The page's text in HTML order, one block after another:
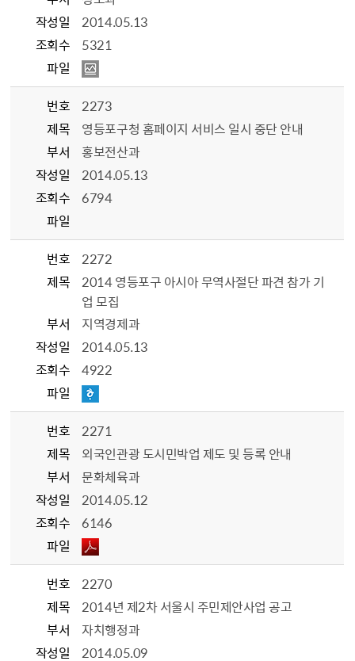
작성일
2014.05.13
조회수
5321
파일
번호
2273
제목
영등포구청 홈페이지 서비스 일시 중단 안내
부서
홍보전산과
작성일
2014.05.13
조회수
6794
파일
번호
2272
제목
2014 영등포구 아시아 무역사절단 파견 참가 기
업 모집
부서
지역경제과
작성일
2014.05.13
조회수
4922
파일
번호
2271
제목
외국인관광 도시민박업 제도 및 등록 안내
부서
문화체육과
작성일
2014.05.12
조회수
6146
파일
번호
2270
제목
2014년 제2차 서울시 주민제안사업 공고
부서
자치행정과
작성일
2014.05.09